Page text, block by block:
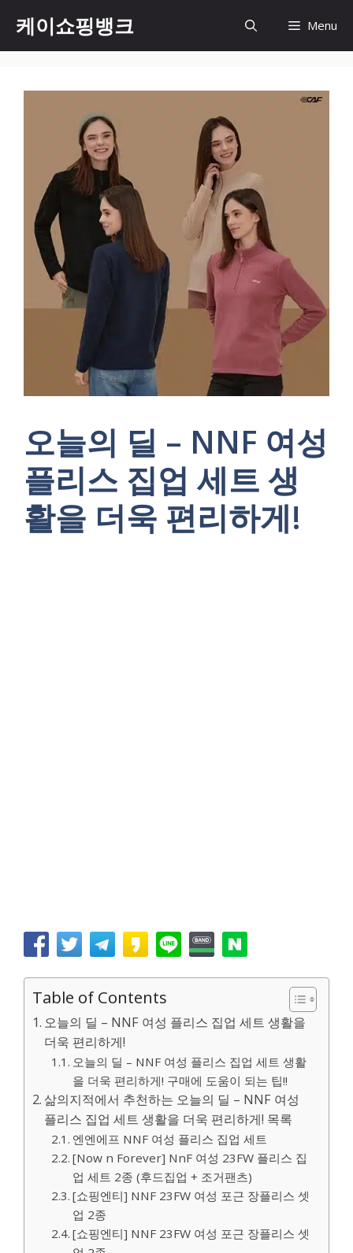
content
케이쇼핑뱅크 Menu
오늘의 딜 – NNF 여성
플리스 집업 세트 생
활을 더욱 편리하게!
Table of Contents
오늘의 딜 – NNF 여성 플리스 집업 세트 생활을
더욱 편리하게!
오늘의 딜 – NNF 여성 플리스 집업 세트 생활
을 더욱 편리하게! 구매에 도움이 되는 팁!!
삶의지적에서 추천하는 오늘의 딜 – NNF 여성
플리스 집업 세트 생활을 더욱 편리하게! 목록
엔엔에프 NNF 여성 플리스 집업 세트
[Now n Forever] NnF 여성 23FW 플리스 집
업 세트 2종 (후드집업 + 조거팬츠)
[쇼핑엔티] NNF 23FW 여성 포근 장플리스 셋
업 2종
[쇼핑엔티] NNF 23FW 여성 포근 장플리스 셋